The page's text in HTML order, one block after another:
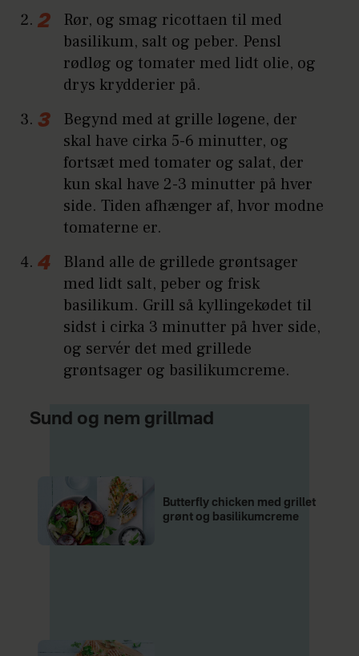
Rør, og smag ricottaen til med
basilikum, salt og peber. Pensl
rødløg og tomater med lidt olie, og
drys krydderier på.
Begynd med at grille løgene, der
skal have cirka 5-6 minutter, og
fortsæt med tomater og salat, der
kun skal have 2-3 minutter på hver
side. Tiden afhænger af, hvor modne
tomaterne er.
Bland alle de grillede grøntsager
med lidt salt, peber og frisk
basilikum. Grill så kyllingekødet til
sidst i cirka 3 minutter på hver side,
og servér det med grillede
grøntsager og basilikumcreme.
Sund og nem grillmad
Butterfly chicken med grillet
grønt og basilikumcreme